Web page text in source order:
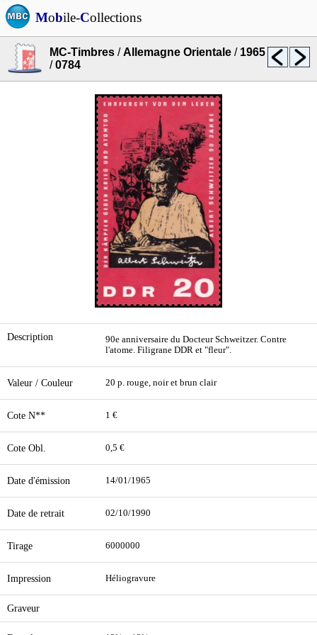
Mobile-Collections
MC-Timbres /Allemagne Orientale / 1965
/0784
Description
90e anniversaire du Docteur Schweitzer. Contre
l'atome. Filigrane DDR et "fleur".
Valeur / Couleur 20 p. rouge, noir et brun clair
Cote N** 1 €
Cote Obl. 0,5 €
Date d'émission 14/01/1965
Date de retrait 02/10/1990
Tirage 6000000
Impression Héliogravure
Graveur